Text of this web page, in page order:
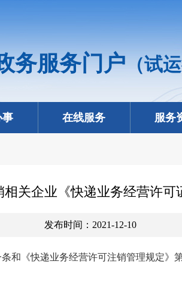
务服务门户（试运
事 在线服务 服务
相关企业《快递业务经营许可
发布时间：2021-12-10
和《快递业务经营许可注销管理规定》